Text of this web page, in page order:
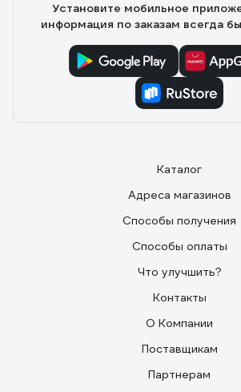
Установите мобильное
информация по заказам всегда
Каталог
Адреса магазинов
Способы получения
Способы оплаты
Что улучшить?
Контакты
О Компании
Поставщикам
Партнерам